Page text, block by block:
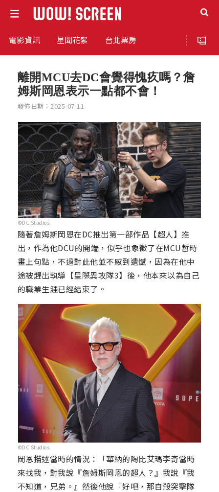
電影資訊 星聞花絮 台北票房
離開MCU去DC會覺得愧疚嗎？詹
姆斯岡恩表示一點都不會！
發佈日期：2025-07-11
©DC Studios
隨著詹姆斯岡恩在DC推出第一部作品【超人】推
出，作為他DCU的開端，似乎也象徵了在MCU暫時
畫上句點，不過對此他並不感到遺憾，因為在他中
途被趕出執導【星際異攻隊3】後，他本來以為自己
的職業生涯已經結束了。
©DC Studios
岡恩描述當時的情況：「華納的陶比艾瑪李奇當時
來找我，對我說『詹姆斯岡恩的超人？』我說『我
不知道，兄弟。』然後他說『好吧，那自殺突擊隊